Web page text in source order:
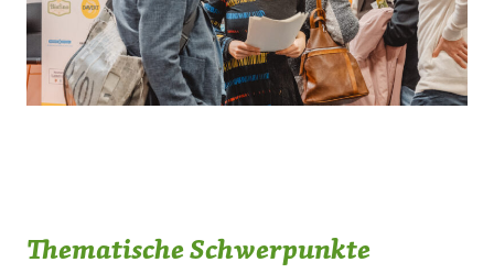
Thematische Schwerpunkte